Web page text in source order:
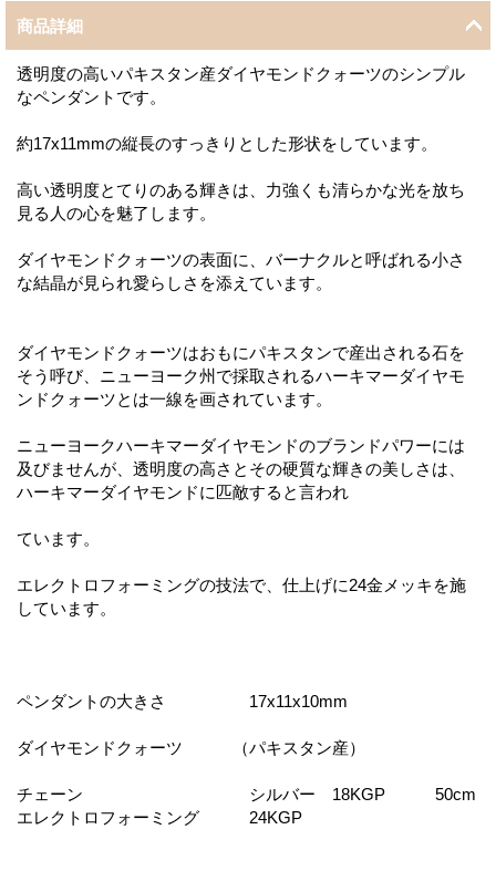
商品詳細
透明度の高いパキスタン産ダイヤモンドクォーツのシンプル
なペンダントです。
約17x11mmの縦長のすっきりとした形状をしています。
高い透明度とてりのある輝きは、力強くも清らかな光を放ち
見る人の心を魅了します。
ダイヤモンドクォーツの表面に、バーナクルと呼ばれる小さ
な結晶が見られ愛らしさを添えています。
ダイヤモンドクォーツはおもにパキスタンで産出される石を
そう呼び、ニューヨーク州で採取されるハーキマーダイヤモ
ンドクォーツとは一線を画されています。
ニューヨークハーキマーダイヤモンドのブランドパワーには
及びませんが、透明度の高さとその硬質な輝きの美しさは、
ハーキマーダイヤモンドに匹敵すると言われ
ています。
エレクトロフォーミングの技法で、仕上げに24金メッキを施
しています。
ペンダントの大きさ 17x11x10mm
ダイヤモンドクォーツ （パキスタン産）
チェーン シルバー 18KGP 50cm
エレクトロフォーミング 24KGP